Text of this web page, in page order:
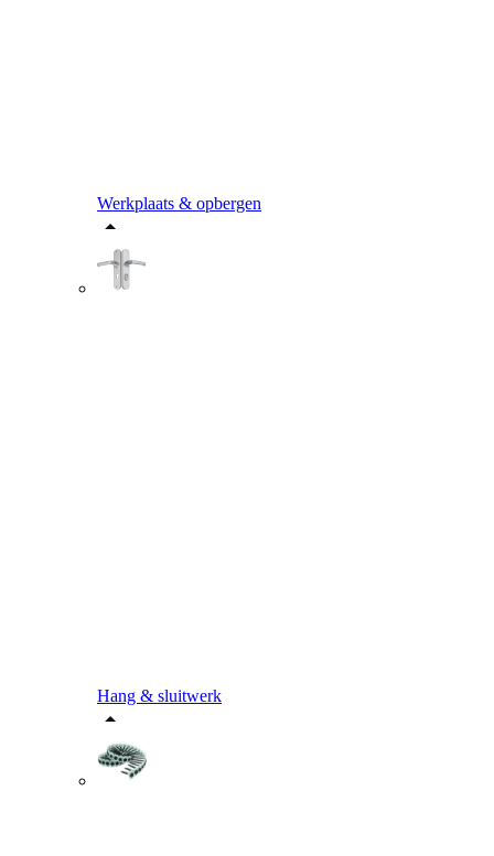
Werkplaats & opbergen
Hang & sluitwerk